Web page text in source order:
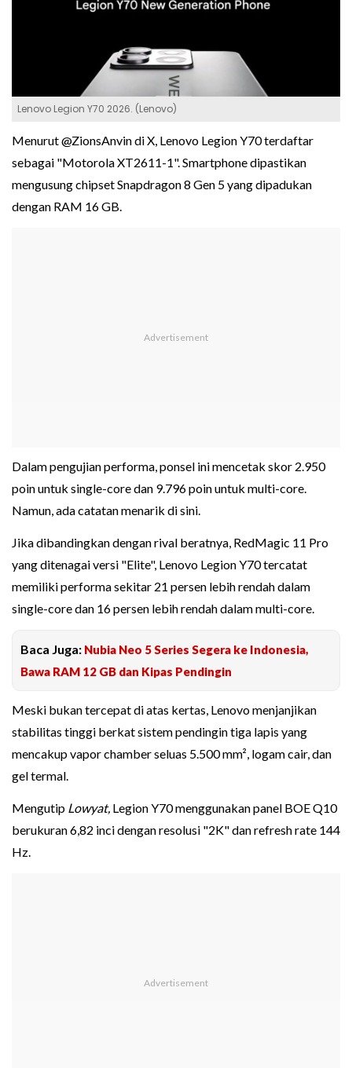
Lenovo Legion Y70 2026. (Lenovo)
Menurut @ZionsAnvin di X, Lenovo Legion Y70 terdaftar
sebagai "Motorola XT2611-1". Smartphone dipastikan
mengusung chipset Snapdragon 8 Gen 5 yang dipadukan
dengan RAM 16 GB.
Dalam pengujian performa, ponsel ini mencetak skor 2.950
poin untuk single-core dan 9.796 poin untuk multi-core.
Namun, ada catatan menarik di sini.
Jika dibandingkan dengan rival beratnya, RedMagic 11 Pro
yang ditenagai versi "Elite", Lenovo Legion Y70 tercatat
memiliki performa sekitar 21 persen lebih rendah dalam
single-core dan 16 persen lebih rendah dalam multi-core.
Baca Juga: Nubia Neo 5 Series Segera ke Indonesia,
Bawa RAM 12 GB dan Kipas Pendingin
Meski bukan tercepat di atas kertas, Lenovo menjanjikan
stabilitas tinggi berkat sistem pendingin tiga lapis yang
mencakup vapor chamber seluas 5.500 mm², logam cair, dan
gel termal.
Mengutip Lowyat, Legion Y70 menggunakan panel BOE Q10
berukuran 6,82 inci dengan resolusi "2K" dan refresh rate 144
Hz.